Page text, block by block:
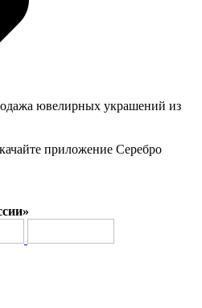
ювелирных украшений из
приложение Серебро